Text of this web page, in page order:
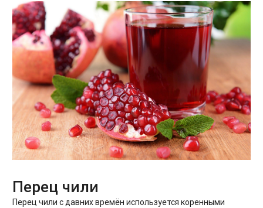
Перец чили
Перец чили с давних времён используется коренными